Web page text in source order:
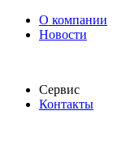
О компании
Новости
Сервис
Контакты